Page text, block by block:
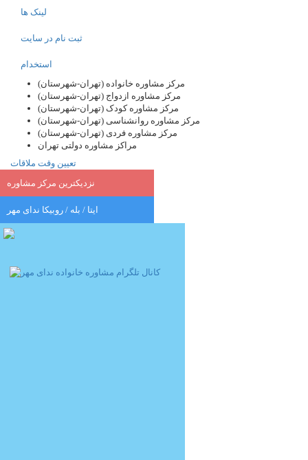
لینک ها
ثبت نام در سایت
استخدام
مرکز مشاوره خانواده (تهران-شهرستان)
مرکز مشاوره ازدواج (تهران-شهرستان)
مرکز مشاوره کودک (تهران-شهرستان)
مرکز مشاوره روانشناسی (تهران-شهرستان)
مرکز مشاوره فردی (تهران-شهرستان)
مراکز مشاوره دولتی تهران
تعیین وقت ملاقات
نزدیکترین مرکز مشاوره
ایتا / بله / روبیکا ندای مهر